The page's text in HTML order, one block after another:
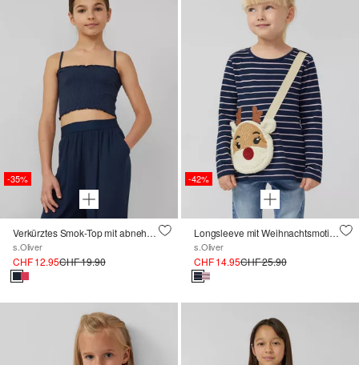
-35%
Verkürztes Smok-Top mit abnehmbaren Trägern
s.Oliver
CHF 12.95CHF 19.90
-42%
Longsleeve mit Weihnachtsmotiv als aufgesetzte Reißverschlusstasche
s.Oliver
CHF 14.95CHF 25.90